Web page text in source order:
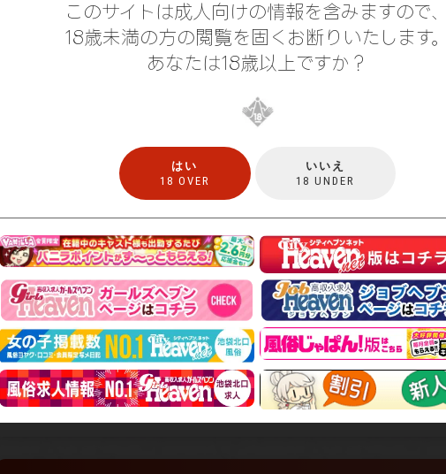
このサイトは成人向けの情報を含みますので
18歳未満の方の閲覧を固くお断りいたします
あなたは18歳以上ですか？
はい
18 OVER
いいえ
18 UNDER
真面目な性格で
はにかんだ笑顔も相まって
まるで純情を絵...
前立腺入門コース（税別） 対応コースのみ表示
60分
80分